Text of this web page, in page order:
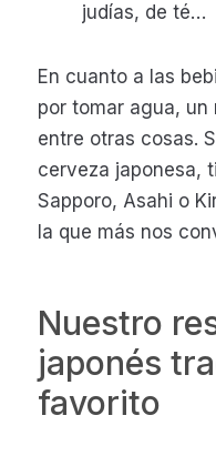
judías, de té…
En cuanto a las
por tomar agua,
entre otras cosas.
cerveza japonesa,
Sapporo, Asahi o
la que más nos
Nuestro
japonés
favorito